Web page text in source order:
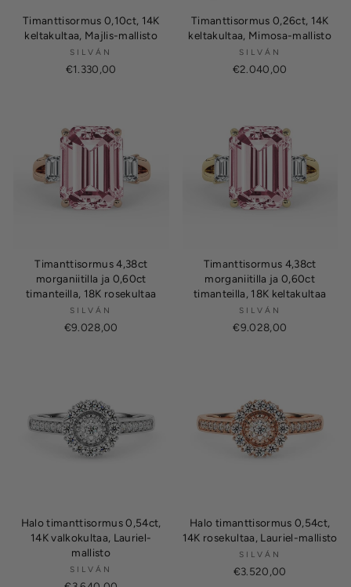
Timanttisormus 0,10ct, 14K
keltakultaa, Majlis-mallisto
SILVÁN
€1.330,00
Timanttisormus 0,26ct, 14K
keltakultaa, Mimosa-mallisto
SILVÁN
€2.040,00
Timanttisormus 4,38ct
morganiitilla ja 0,60ct
timanteilla, 18K rosekultaa
SILVÁN
€9.028,00
Timanttisormus 4,38ct
morganiitilla ja 0,60ct
timanteilla, 18K keltakultaa
SILVÁN
€9.028,00
Halo timanttisormus 0,54ct,
14K valkokultaa, Lauriel-
mallisto
SILVÁN
Halo timanttisormus 0,54ct,
14K rosekultaa, Lauriel-mallisto
SILVÁN
€3.520,00